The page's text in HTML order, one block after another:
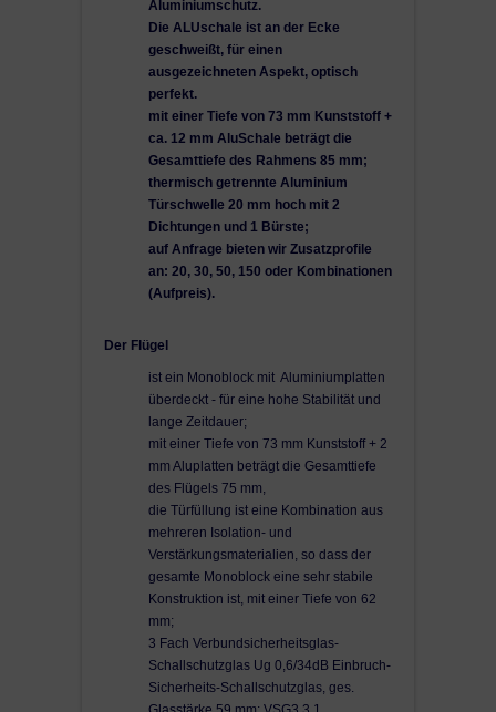
inklusive Zylinder5 Schlüssel
mit Not und Gefahrenfunktion
von Winkhaus
Wichtig: Die Türe geht nach innen auf
Montagematerialien sind nicht
Aufgrund von Sicherheitskomponenten
letzten technischen Niveau, vor allem Verriegelung
Fachmann montiert werden
*** Bitte beachten: U-Wert bei einer Tür 1100x2100 mm
ohne Glas berechnet!
Weitere OPTIONENnicht möglich.
Aluminiumschutz.
Die ALUschale ist an der Ecke
geschweißt, für einen
ausgezeichneten Aspekt, optisch
perfekt.
mit einer Tiefe von 73 mm Kunststoff +
ca. 12 mm AluSchale beträgt die
Gesamttiefe des Rahmens 85 mm;
thermisch getrennte Aluminium
Türschwelle 20 mm hoch mit 2
Dichtungen und 1 Bürste;
auf Anfrage bieten wir Zusatzprofile
an: 20, 30, 50, 150 oder Kombinationen
(Aufpreis).
Der Flügel
ist ein Monoblock mit Aluminiumplatten
überdeckt - für eine hohe Stabilität und
lange Zeitdauer;
mit einer Tiefe von 73 mm Kunststoff + 2
mm Aluplatten beträgt die Gesamttiefe
des Flügels 75 mm,
die Türfüllung ist eine Kombination aus
mehreren Isolation- und
Verstärkungsmaterialien, so dass der
gesamte Monoblock eine sehr stabile
Konstruktion ist, mit einer Tiefe von 62
mm;
3 Fach Verbundsicherheitsglas-
Schallschutzglas Ug 0,6/34dB Einbruch-
Sicherheits-Schallschutzglas, ges.